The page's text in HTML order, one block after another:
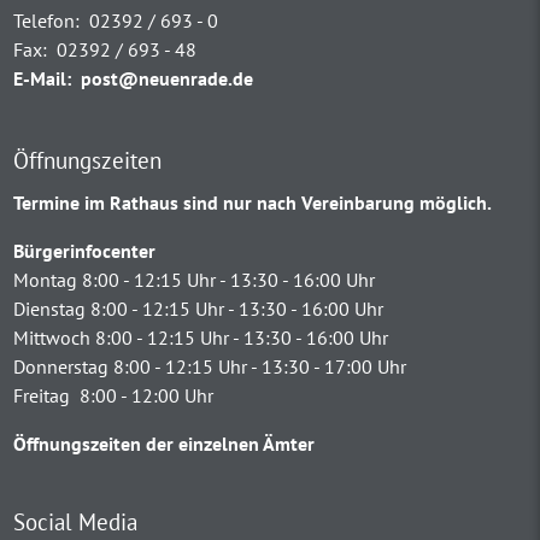
Telefon: 02392 / 693 - 0
Fax: 02392 / 693 - 48
E-Mail: post@neuenrade.de
Öffnungszeiten
Termine im Rathaus sind nur nach Vereinbarung möglich.
Bürgerinfocenter
Montag 8:00 - 12:15 Uhr - 13:30 - 16:00 Uhr
Dienstag 8:00 - 12:15 Uhr - 13:30 - 16:00 Uhr
Mittwoch 8:00 - 12:15 Uhr - 13:30 - 16:00 Uhr
Donnerstag 8:00 - 12:15 Uhr - 13:30 - 17:00 Uhr
Freitag 8:00 - 12:00 Uhr
Öffnungszeiten der einzelnen Ämter
Social Media